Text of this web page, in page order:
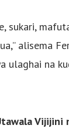
sukari,
alisema
ulaghai na
Vijijini